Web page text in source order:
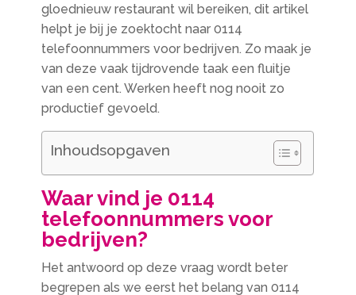
gloednieuw restaurant wil bereiken, dit artikel
helpt je bij je zoektocht naar 0114
telefoonnummers voor bedrijven. Zo maak je
van deze vaak tijdrovende taak een fluitje
van een cent. Werken heeft nog nooit zo
productief gevoeld.
Inhoudsopgaven
Waar vind je 0114
telefoonnummers voor
bedrijven?
Het antwoord op deze vraag wordt beter
begrepen als we eerst het belang van 0114